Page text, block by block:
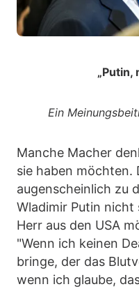
„Putin,
Ein
Manche Macher
sie haben möchten.
augenscheinlich zu
Wladimir Putin
Herr aus den USA
"Wenn ich keinen
bringe, der das
wenn ich glaube,